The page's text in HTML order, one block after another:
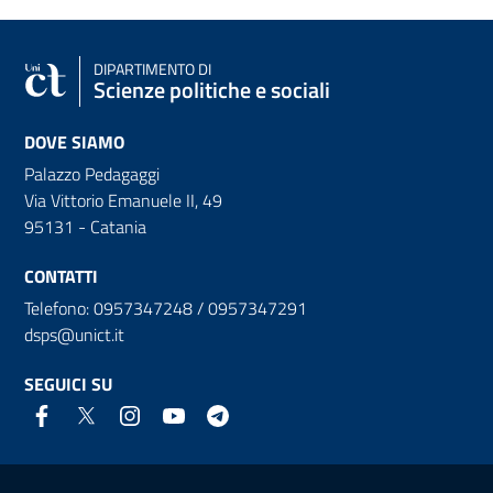
DIPARTIMENTO DI
Scienze politiche e sociali
DOVE SIAMO
Palazzo Pedagaggi
Via Vittorio Emanuele II, 49
95131 - Catania
CONTATTI
Telefono: 0957347248 / 0957347291
dsps@unict.it
SEGUICI SU
Link e informazioni utili